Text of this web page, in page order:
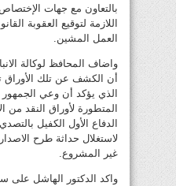
بالتعاون مع جهات الإختصاص
اللازمة لتوقيع العقوبة
العمل المشين.
واضاف المحافظ لوكالة
أن الكشف عن تلك الأوراق
الذي يؤكد أن وعي الجمهور
المتطورة لأوراق النقد
الدفاع الأول الكفيل
لاستغلال حداثة طرح
غير المشروع.
واكد الدكتور الهاشل على